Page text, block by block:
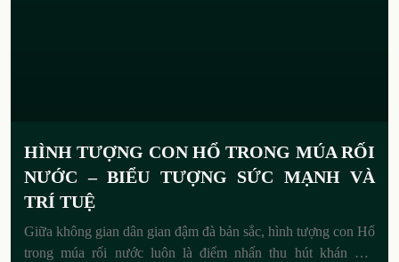
HÌNH TƯỢNG CON HỔ TRONG MÚA RỐI
NƯỚC – BIỂU TƯỢNG SỨC MẠNH VÀ
TRÍ TUỆ
Giữa không gian dân gian đậm đà bản sắc, hình tượng con Hổ
trong múa rối nước luôn là điểm nhấn thu hút khán giả.